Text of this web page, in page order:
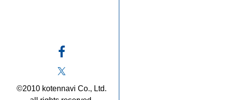
©2010 kotennavi Co., Ltd.